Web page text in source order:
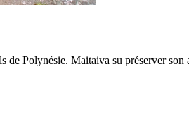
de Polynésie. Maitaiva su préserver